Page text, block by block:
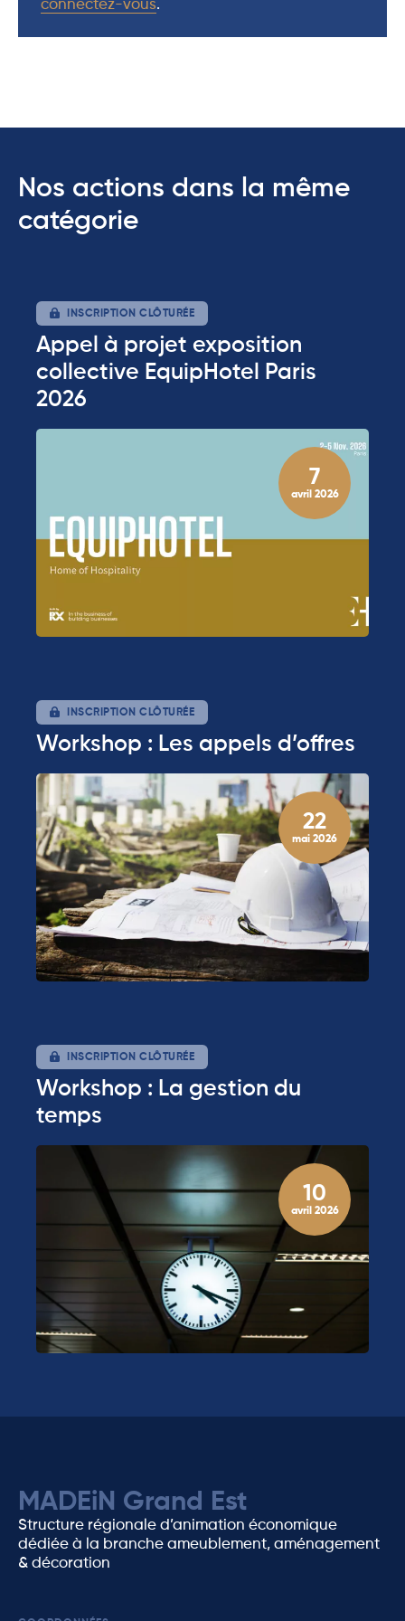
connectez-vous.
Nos actions dans la même
catégorie
INSCRIPTION CLÔTURÉE
Appel à projet exposition
collective EquipHotel Paris
2026
7
avril 2026
INSCRIPTION CLÔTURÉE
Workshop : Les appels d’offres
22
mai 2026
INSCRIPTION CLÔTURÉE
Workshop : La gestion du
temps
10
avril 2026
MADEiN Grand Est
Structure régionale d’animation économique
dédiée à la branche ameublement, aménagement
& décoration